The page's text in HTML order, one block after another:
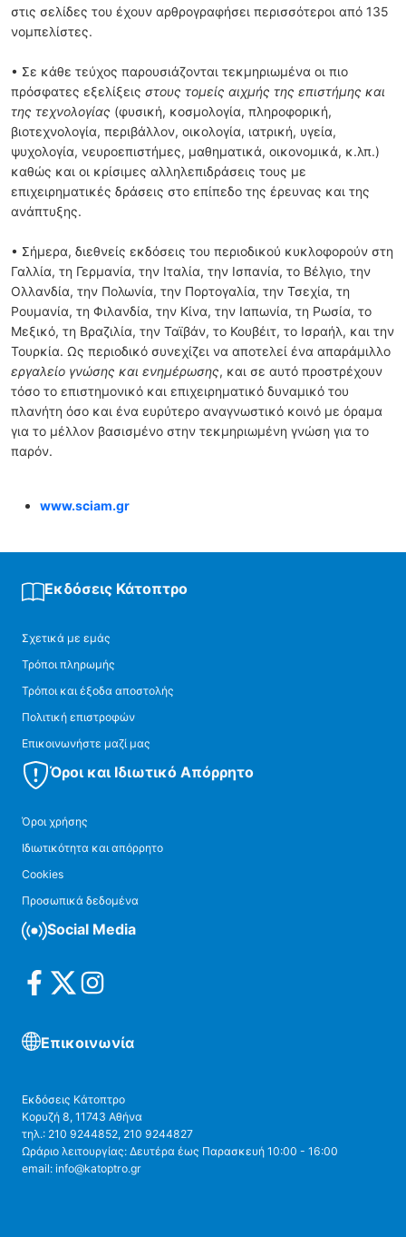
στις σελίδες του έχουν αρθρογραφήσει περισσότεροι από 135
νομπελίστες.
• Σε κάθε τεύχος παρουσιάζονται τεκμηριωμένα οι πιο
πρόσφατες εξελίξεις στους τομείς αιχμής της επιστήμης και
της τεχνολογίας (φυσική, κοσμολογία, πληροφορική,
βιοτεχνολογία, περιβάλλον, οικολογία, ιατρική, υγεία,
ψυχολογία, νευροεπιστήμες, μαθηματικά, οικονομικά, κ.λπ.)
καθώς και οι κρίσιμες αλληλεπιδράσεις τους με
επιχειρηματικές δράσεις στο επίπεδο της έρευνας και της
ανάπτυξης.
• Σήμερα, διεθνείς εκδόσεις του περιοδικού κυκλοφορούν στη
Γαλλία, τη Γερμανία, την Ιταλία, την Ισπανία, το Βέλγιο, την
Ολλανδία, την Πολωνία, την Πορτογαλία, την Τσεχία, τη
Ρουμανία, τη Φιλανδία, την Κίνα, την Ιαπωνία, τη Ρωσία, το
Μεξικό, τη Βραζιλία, την Ταϊβάν, το Κουβέιτ, το Ισραήλ, και την
Τουρκία. Ως περιοδικό συνεχίζει να αποτελεί ένα απαράμιλλο
εργαλείο γνώσης και ενημέρωσης, και σε αυτό προστρέχουν
τόσο το επιστημονικό και επιχειρηματικό δυναμικό του
πλανήτη όσο και ένα ευρύτερο αναγνωστικό κοινό με όραμα
για το μέλλον βασισμένο στην τεκμηριωμένη γνώση για το
παρόν.
www.sciam.gr
Εκδόσεις Κάτοπτρο
Σχετικά με εμάς
Τρόποι πληρωμής
Τρόποι και έξοδα αποστολής
Πολιτική επιστροφών
Επικοινωνήστε μαζί μας
Όροι και Ιδιωτικό Απόρρητο
Όροι χρήσης
Ιδιωτικότητα και απόρρητο
Cookies
Προσωπικά δεδομένα
Social Media
Επικοινωνία
Εκδόσεις Κάτοπτρο
Κορυζή 8, 11743 Αθήνα
τηλ.: 210 9244852, 210 9244827
Ωράριο λειτουργίας: Δευτέρα έως Παρασκευή 10:00 - 16:00
email: info@katoptro.gr